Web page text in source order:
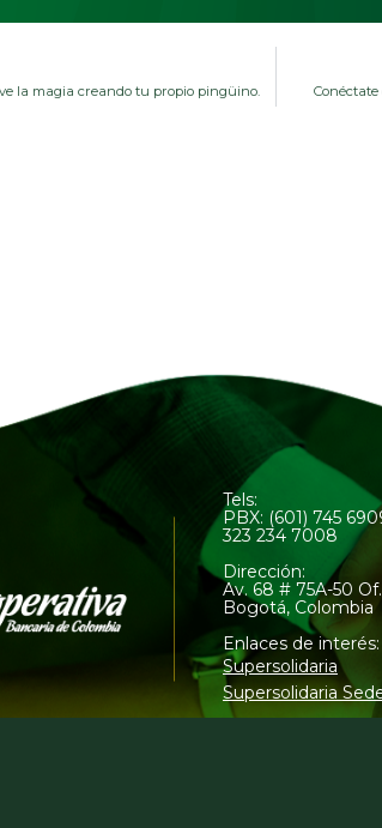
la magia creando tu propio pingüino.
Tels:
PBX: (601) 745
323 234 7008
Dirección:
Av. 68 # 75A-50
Bogotá, Colombia
Enlaces de interés:
Supersolidaria
Supersolidaria